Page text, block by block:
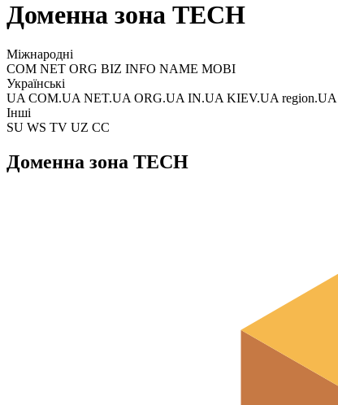
Доменна зона TECH
Міжнародні
COM NET ORG BIZ INFO NAME MOBI
Українські
UA COM.UA NET.UA ORG.UA IN.UA KIEV.UA region.UA
Інші
SU WS TV UZ CC
Доменна зона TECH